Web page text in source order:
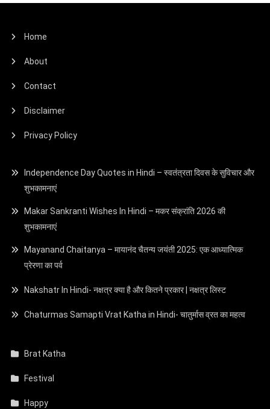
Home
About
Contact
Disclaimer
Privacy Policy
Independence Day Quotes in Hindi – स्वतंत्रता दिवस के सुविचार और
शुभकामनाएं
Makar Sankranti Wishes In Hindi – मकर संक्रांति 2026 की
शुभकामनाएं
Mayanand Chaitanya – मायानंद चैतन्य जयंती 2025: एक आध्यात्मिक
प्रेरणा का पर्व
Nakshatr In Hindi- नक्षत्र क्या है और कितने प्रकार | नक्षत्र लिस्ट
Chaturmas Samapti Vrat Katha in Hindi- चातुर्मास व्रत का महत्व
Brat Katha
Festival
Happy